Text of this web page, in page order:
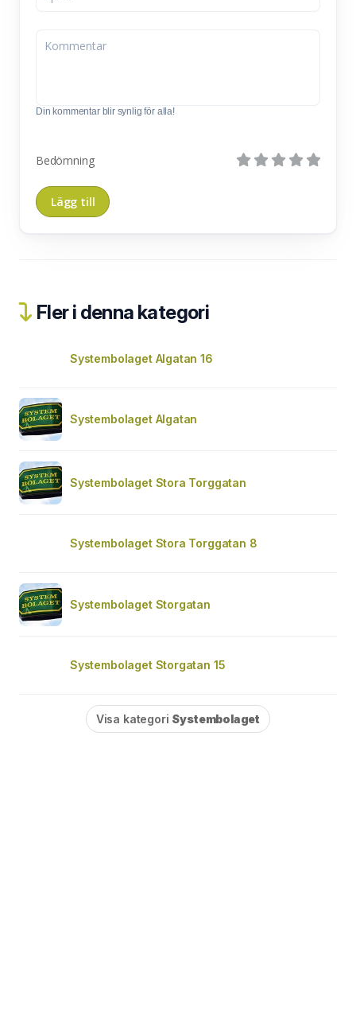
Din kommentar blir synlig för alla!
Bedömning
Fler i denna kategori
Systembolaget Algatan 16
Systembolaget Algatan
Systembolaget Stora Torggatan
Systembolaget Stora Torggatan 8
Systembolaget Storgatan
Systembolaget Storgatan 15
Visa kategori Systembolaget